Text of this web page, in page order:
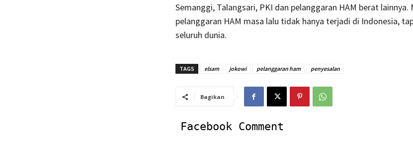
Semanggi, Talangsari, PKI dan pelanggaran HAM berat lainnya.
pelanggaran HAM masa lalu tidak hanya terjadi di Indonesia,
seluruh dunia.
TAGS elsam jokowi pelanggaran ham penyesalan
Bagikan
Facebook Comment